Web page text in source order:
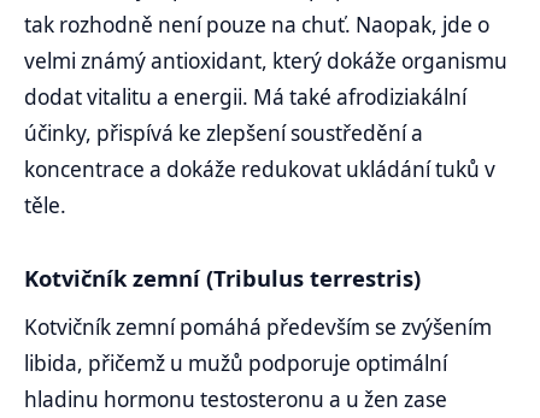
tak rozhodně není pouze na chuť. Naopak, jde o
velmi známý antioxidant, který dokáže organismu
dodat vitalitu a energii. Má také afrodiziakální
účinky, přispívá ke zlepšení soustředění a
koncentrace a dokáže redukovat ukládání tuků v
těle.
Kotvičník zemní (Tribulus terrestris)
Kotvičník zemní pomáhá především se zvýšením
libida, přičemž u mužů podporuje optimální
hladinu hormonu testosteronu a u žen zase